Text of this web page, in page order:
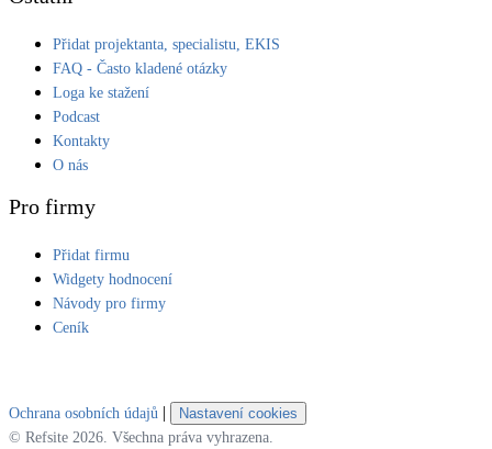
Přidat projektanta, specialistu, EKIS
FAQ - Často kladené otázky
Loga ke stažení
Podcast
Kontakty
O nás
Pro firmy
Přidat firmu
Widgety hodnocení
Návody pro firmy
Ceník
Ochrana osobních údajů |
Nastavení cookies
© Refsite 2026. Všechna práva vyhrazena.